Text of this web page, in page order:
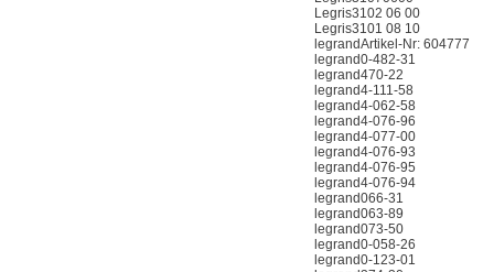
Legris3102 06 00
Legris3101 08 10
legrandArtikel-Nr: 604777
legrand0-482-31
legrand470-22
legrand4-111-58
legrand4-062-58
legrand4-076-96
legrand4-077-00
legrand4-076-93
legrand4-076-95
legrand4-076-94
legrand066-31
legrand063-89
legrand073-50
legrand0-058-26
legrand0-123-01